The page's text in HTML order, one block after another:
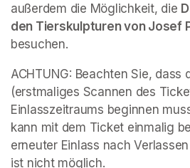
außerdem die Möglichkeit, die
den Tierskulpturen von Josef
besuchen.
ACHTUNG: Beachten Sie, dass
(erstmaliges Scannen des
Einlasszeitraums beginnen
kann mit dem Ticket einmalig
erneuter Einlass nach
ist nicht möglich.